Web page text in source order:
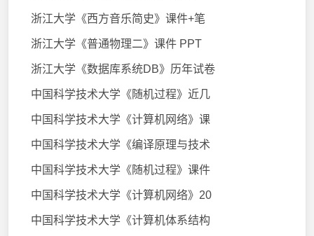
浙江大学《西方音乐简史》课件+笔
浙江大学《普通物理二》课件 PPT
浙江大学《数据库系统DB》历年试卷
中国科学技术大学《随机过程》近几
中国科学技术大学《计算机网络》课
中国科学技术大学《编译原理与技术
中国科学技术大学《随机过程》课件
中国科学技术大学《计算机网络》20
中国科学技术大学《计算机体系结构